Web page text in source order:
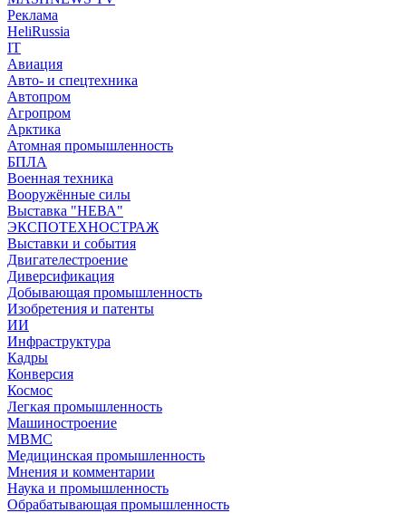
Реклама
HeliRussia
IT
Авиация
Авто- и спецтехника
Автопром
Агропром
Арктика
Атомная промышленность
БПЛА
Военная техника
Вооружённые силы
Выставка "НЕВА"
ЭКСПОТЕХНОСТРАЖ
Выставки и события
Двигателестроение
Диверсификация
Добывающая промышленность
Изобретения и патенты
ИИ
Инфраструктура
Кадры
Конверсия
Космос
Легкая промышленность
Машиностроение
МВМС
Медицинская промышленность
Мнения и комментарии
Наука и промышленность
Обрабатывающая промышленность